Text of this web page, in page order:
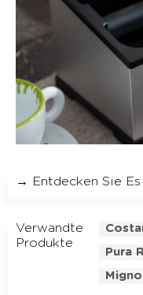
→ Entdecken Sie
Verwandte
Produkte
Pura R